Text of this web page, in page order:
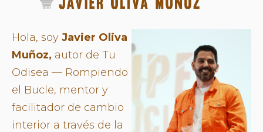
Hola, soy Javier Oliva
Muñoz, autor de Tu
Odisea — Rompiendo
el Bucle, mentor y
facilitador de cambio
interior a través de la